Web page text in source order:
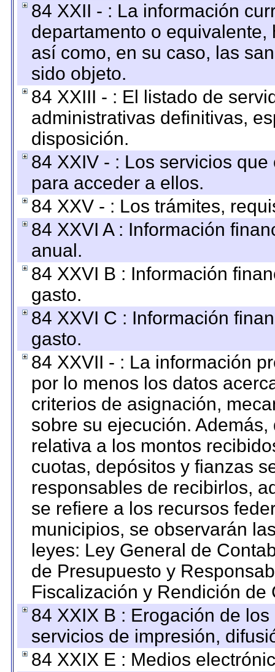
84 XXII - : La información
departamento o
así como, en su caso, las
sido objeto.
84 XXIII - : El listado de
administrativas definitivas,
disposición.
84 XXIV - : Los servicios
para acceder a ellos.
84 XXV - : Los trámites,
84 XXVI A : Información
anual.
84 XXVI B : Información
gasto.
84 XXVI C : Información
gasto.
84 XXVII - : La información
por lo menos los datos
criterios de asignación,
sobre su ejecución.
relativa a los montos
cuotas, depósitos y fianzas
responsables de recibirlos,
se refiere a los recursos
municipios, se observarán
leyes: Ley General de
de Presupuesto y
Fiscalización y Rendición
84 XXIX B : Erogación de
servicios de impresión,
84 XXIX E : Medios